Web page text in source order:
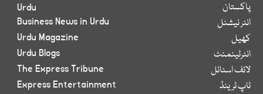
پاکستان
انٹر نیشنل
کھیل
انٹرٹینمنٹ
لائف اسٹائل
ٹاپ ٹرینڈ
Urdu
Business News in Urdu
Urdu Magazine
Urdu Blogs
The Express Tribune
Express Entertainment